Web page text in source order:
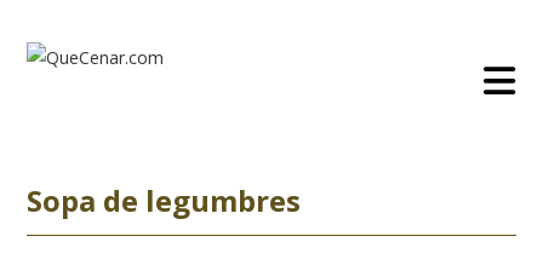
contenido
Sopa de legumbres